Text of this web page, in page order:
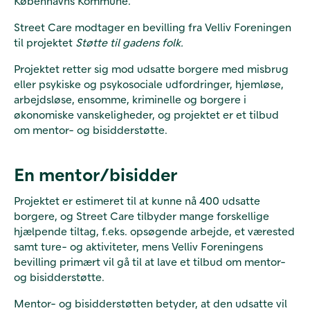
Street Care modtager en bevilling fra Velliv Foreningen
til projektet Støtte til gadens folk.
Projektet retter sig mod udsatte borgere med misbrug
eller psykiske og psykosociale udfordringer, hjemløse,
arbejdsløse, ensomme, kriminelle og borgere i
økonomiske vanskeligheder, og projektet er et tilbud
om mentor- og bisidderstøtte.
En mentor/bisidder
Projektet er estimeret til at kunne nå 400 udsatte
borgere, og Street Care tilbyder mange forskellige
hjælpende tiltag, f.eks. opsøgende arbejde, et værested
samt ture- og aktiviteter, mens Velliv Foreningens
bevilling primært vil gå til at lave et tilbud om mentor-
og bisidderstøtte.
Mentor- og bisidderstøtten betyder, at den udsatte vil